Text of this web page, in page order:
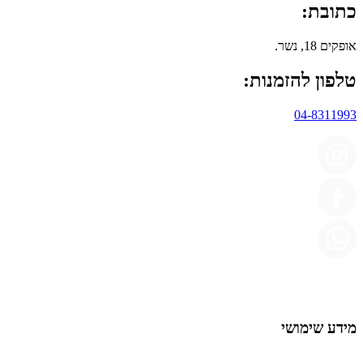
כתובת:
אופקים 18, נשר.
טלפון להזמנות:
04-8311993
מידע שימושי